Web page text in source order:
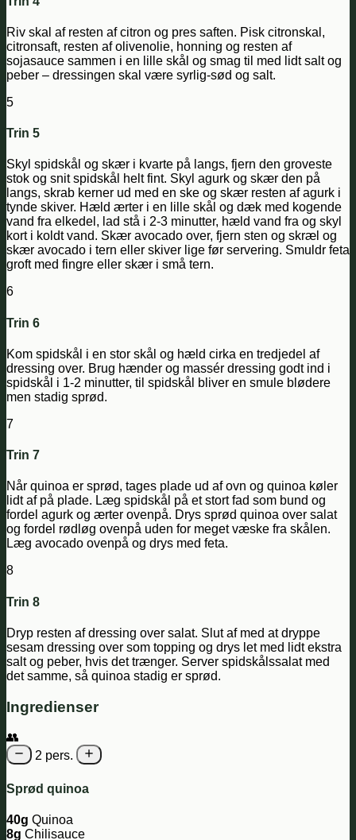
Riv skal af resten af citron og pres saften. Pisk citronskal,
citronsaft, resten af olivenolie, honning og resten af
sojasauce sammen i en lille skål og smag til med lidt salt og
peber – dressingen skal være syrlig-sød og salt.
5
Trin 5
Skyl spidskål og skær i kvarte på langs, fjern den groveste
stok og snit spidskål helt fint. Skyl agurk og skær den på
langs, skrab kerner ud med en ske og skær resten af agurk i
tynde skiver. Hæld ærter i en lille skål og dæk med kogende
vand fra elkedel, lad stå i 2-3 minutter, hæld vand fra og skyl
kort i koldt vand. Skær avocado over, fjern sten og skræl og
skær avocado i tern eller skiver lige før servering. Smuldr feta
groft med fingre eller skær i små tern.
6
Trin 6
Kom spidskål i en stor skål og hæld cirka en tredjedel af
dressing over. Brug hænder og massér dressing godt ind i
spidskål i 1-2 minutter, til spidskål bliver en smule blødere
men stadig sprød.
7
Trin 7
Når quinoa er sprød, tages plade ud af ovn og quinoa køler
lidt af på plade. Læg spidskål på et stort fad som bund og
fordel agurk og ærter ovenpå. Drys sprød quinoa over salat
og fordel rødløg ovenpå uden for meget væske fra skålen.
Læg avocado ovenpå og drys med feta.
8
Trin 8
Dryp resten af dressing over salat. Slut af med at dryppe
sesam dressing over som topping og drys let med lidt ekstra
salt og peber, hvis det trænger. Server spidskålssalat med
det samme, så quinoa stadig er sprød.
Ingredienser
👥
2 pers.
Sprød quinoa
40g Quinoa
8g Chilisauce